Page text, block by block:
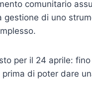
comunitario
di uno
per il 24 aprile:
di poter dare